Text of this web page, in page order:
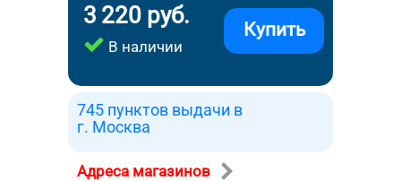
3 220 руб.
В наличии
Купить
745 пунктов выдачи в
г. Москва
Адреса магазинов